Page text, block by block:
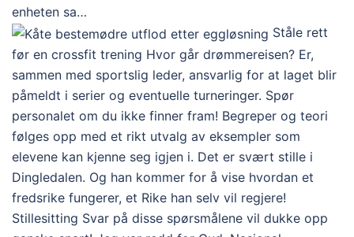
enheten sa…
Ståle rett
før en crossfit trening Hvor går drømmereisen? Er,
sammen med sportslig leder, ansvarlig for at laget blir
påmeldt i serier og eventuelle turneringer. Spør
personalet om du ikke finner fram! Begreper og teori
følges opp med et rikt utvalg av eksempler som
elevene kan kjenne seg igjen i. Det er svært stille i
Dingledalen. Og han kommer for å vise hvordan et
fredsrike fungerer, et Rike han selv vil regjere!
Stillesitting Svar på disse spørsmålene vil dukke opp